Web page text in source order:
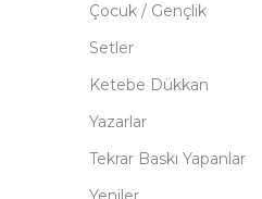
Çocuk / Gençlik
Setler
Ketebe Dükkan
Yazarlar
Tekrar Baskı Yapanlar